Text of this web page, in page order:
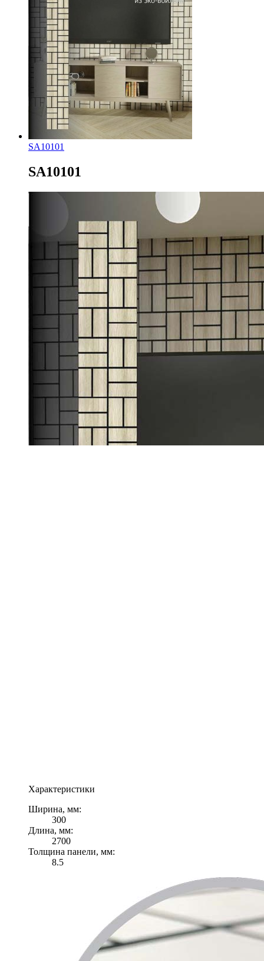
SA10101
SA10101
Характеристики
Ширина, мм:
300
Длина, мм:
2700
Толщина панели, мм:
8.5